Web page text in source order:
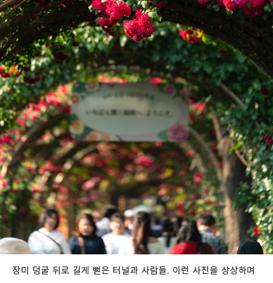
장미 덩굴 뒤로 길게 뻗은 터널과 사람들. 이런 사진을 상상하며